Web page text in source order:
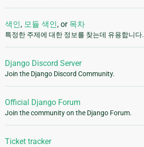
색인, 모듈 색인, or 목차
특정한 주제에 대한 정보를 찾는데 유용합니다.
Django Discord Server
Join the Django Discord Community.
Official Django Forum
Join the community on the Django Forum.
Ticket tracker